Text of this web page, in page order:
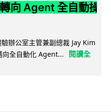
向 Agent 全自動操
辦公室主管兼副總裁 Jay Kim
向全自動化 Agent...
閱讀全